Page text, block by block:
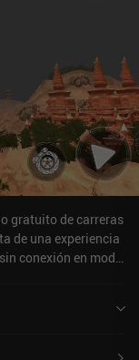
gratuito de carreras
de una experiencia
conexión en modo